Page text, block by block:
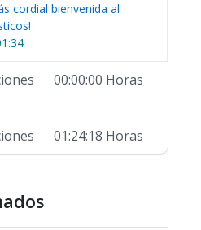
cordial bienvenida al
00:00:00 Horas
01:24:18 Horas